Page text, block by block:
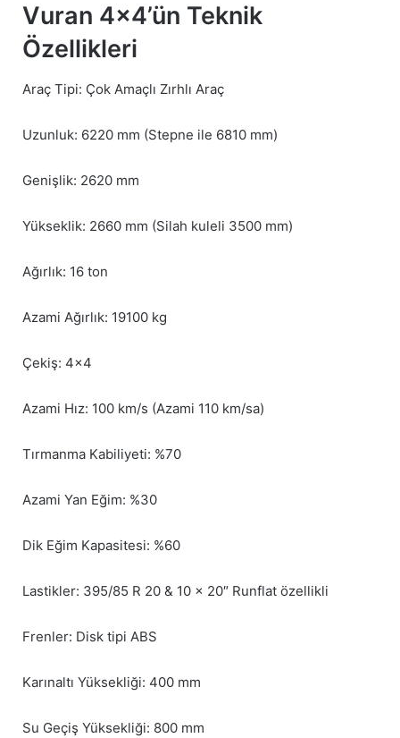
Vuran 4×4’ün Teknik
Özellikleri
Araç Tipi: Çok Amaçlı Zırhlı Araç
Uzunluk: 6220 mm (Stepne ile 6810 mm)
Genişlik: 2620 mm
Yükseklik: 2660 mm (Silah kuleli 3500 mm)
Ağırlık: 16 ton
Azami Ağırlık: 19100 kg
Çekiş: 4×4
Azami Hız: 100 km/s (Azami 110 km/sa)
Tırmanma Kabiliyeti: %70
Azami Yan Eğim: %30
Dik Eğim Kapasitesi: %60
Lastikler: 395/85 R 20 & 10 x 20″ Runflat özellikli
Frenler: Disk tipi ABS
Karınaltı Yüksekliği: 400 mm
Su Geçiş Yüksekliği: 800 mm